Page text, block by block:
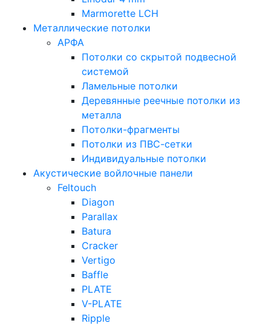
Marmorette LCH
Металлические потолки
АРФА
Потолки со скрытой подвесной
системой
Ламельные потолки
Деревянные реечные потолки из
металла
Потолки-фрагменты
Потолки из ПВС-сетки
Индивидуальные потолки
Акустические войлочные панели
Feltouch
Diagon
Parallax
Batura
Cracker
Vertigo
Baffle
PLATE
V-PLATE
Ripple